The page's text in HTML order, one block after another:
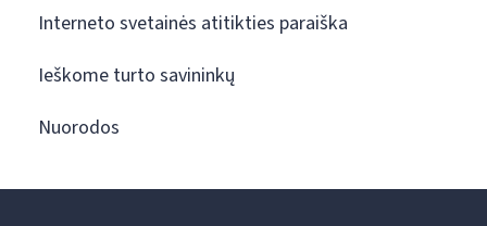
Interneto svetainės atitikties paraiška
Ieškome turto savininkų
Nuorodos